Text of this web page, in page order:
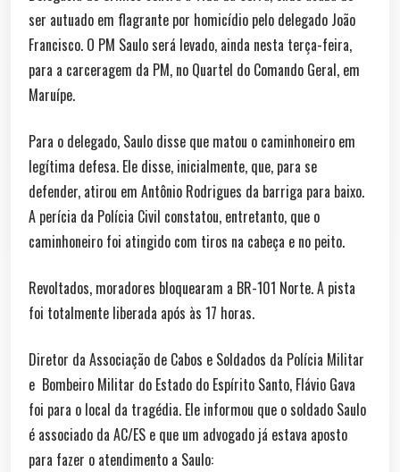
ser autuado em flagrante por homicídio pelo delegado João
Francisco. O PM Saulo será levado, ainda nesta terça-feira,
para a carceragem da PM, no Quartel do Comando Geral, em
Maruípe.
Para o delegado, Saulo disse que matou o caminhoneiro em
legítima defesa. Ele disse, inicialmente, que, para se
defender, atirou em Antônio Rodrigues da barriga para baixo.
A perícia da Polícia Civil constatou, entretanto, que o
caminhoneiro foi atingido com tiros na cabeça e no peito.
Revoltados, moradores bloquearam a BR-101 Norte. A pista
foi totalmente liberada após às 17 horas.
Diretor da Associação de Cabos e Soldados da Polícia Militar
e Bombeiro Militar do Estado do Espírito Santo, Flávio Gava
foi para o local da tragédia. Ele informou que o soldado Saulo
é associado da AC/ES e que um advogado já estava aposto
para fazer o atendimento a Saulo: